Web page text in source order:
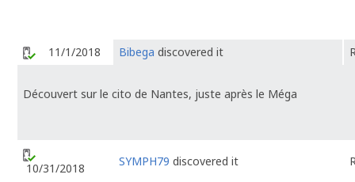
11/1/2018 Bibega discovered it
Découvert sur le cito de Nantes, juste après le Méga
10/31/2018 SYMPH79 discovered it